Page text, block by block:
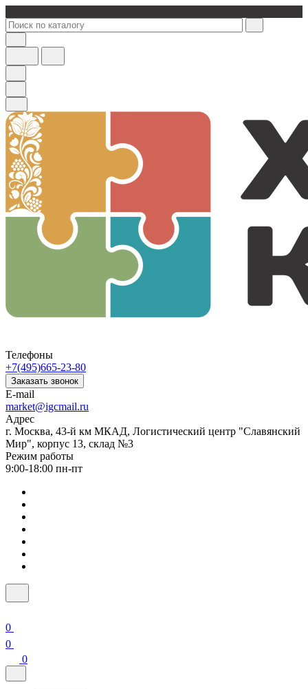
Телефоны
+7(495)665-23-80
Заказать звонок
E-mail
market@igcmail.ru
Адрес
г. Москва, 43-й км МКАД, Логистический центр "Славянский
Мир", корпус 13, склад №3
Режим работы
9:00-18:00 пн-пт
0
0
0